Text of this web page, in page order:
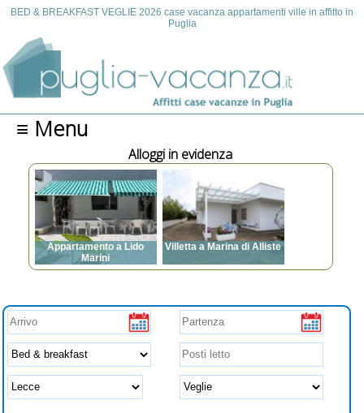
BED & BREAKFAST VEGLIE 2026 case vacanza appartamenti ville in affitto in
Puglia
≡ Menu
Alloggi in evidenza
a Lido
Marini
Animali
Barbecue,
Zanzariere,
a soffitto, asse
ferro da stiro,
prese USB
veloce
smartphone
Villetta a Marina di Alliste
Posti letto: da 3 a 7
Animali ammessi,
Barbecue, Spazi esterni,
Zanzariere, Internet